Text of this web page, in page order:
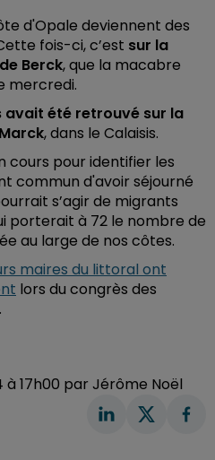
d'Opale deviennent des
fois-ci, c’est sur la
Berck, que la macabre
mercredi.
avait été retrouvé sur la
, dans le Calaisis.
cours pour identifier les
commun d'avoir séjourné
s’agir de migrants
porterait à 72 le nombre de
au large de nos côtes.
maires du littoral ont
lors du congrès des
à 17h00 par Jérôme Noël